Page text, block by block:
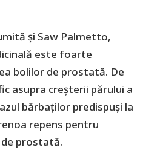
și Saw Palmetto,
este foarte
bolilor de prostată. De
asupra creșterii părului a
bărbaților predispuși la
repens pentru
prostată.